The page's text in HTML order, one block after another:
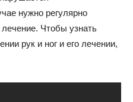
нужно регулярно
Чтобы узнать
рук и ног и его лечении,